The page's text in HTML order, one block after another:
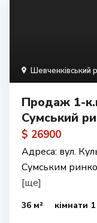
Шевченківський
Продаж 1-
Сумський
$ 26900
Адреса: вул.
Сумським
[ще]
36 м² кімнати 1